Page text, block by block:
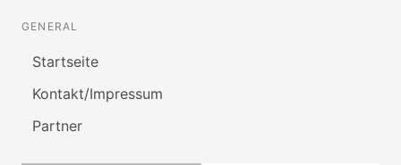
GENERAL
Startseite
Kontakt/Impressum
Partner